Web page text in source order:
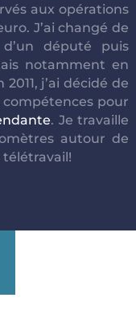
aux opérations
J’ai changé de
député puis
notamment en
j’ai décidé de
pour
. Je travaille
autour de
télétravail!